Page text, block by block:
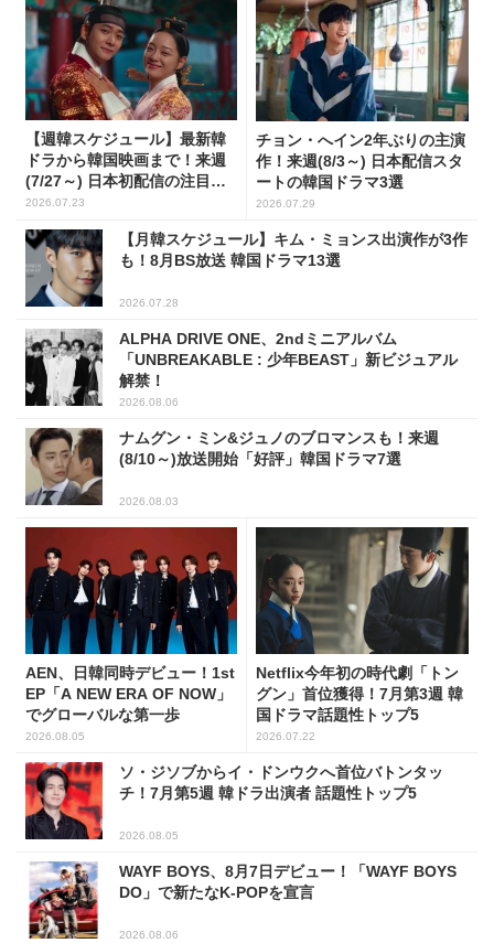
【週韓スケジュール】最新韓
ドラから韓国映画まで！来週
(7/27～) 日本初配信の注目作3
選
2026.07.23
チョン・へイン2年ぶりの主演
作！来週(8/3～) 日本配信スタ
ートの韓国ドラマ3選
2026.07.29
【月韓スケジュール】キム・ミョンス出演作が3作
も！8月BS放送 韓国ドラマ13選
2026.07.28
ALPHA DRIVE ONE、2ndミニアルバム
「UNBREAKABLE : 少年BEAST」新ビジュアル
解禁！
2026.08.06
ナムグン・ミン&ジュノのブロマンスも！来週
(8/10～)放送開始「好評」韓国ドラマ7選
2026.08.03
AEN、日韓同時デビュー！1st
EP「A NEW ERA OF NOW」
でグローバルな第一歩
2026.08.05
Netflix今年初の時代劇「トン
グン」首位獲得！7月第3週 韓
国ドラマ話題性トップ5
2026.07.22
ソ・ジソブからイ・ドンウクへ首位バトンタッ
チ！7月第5週 韓ドラ出演者 話題性トップ5
2026.08.05
WAYF BOYS、8月7日デビュー！「WAYF BOYS
DO」で新たなK-POPを宣言
2026.08.06